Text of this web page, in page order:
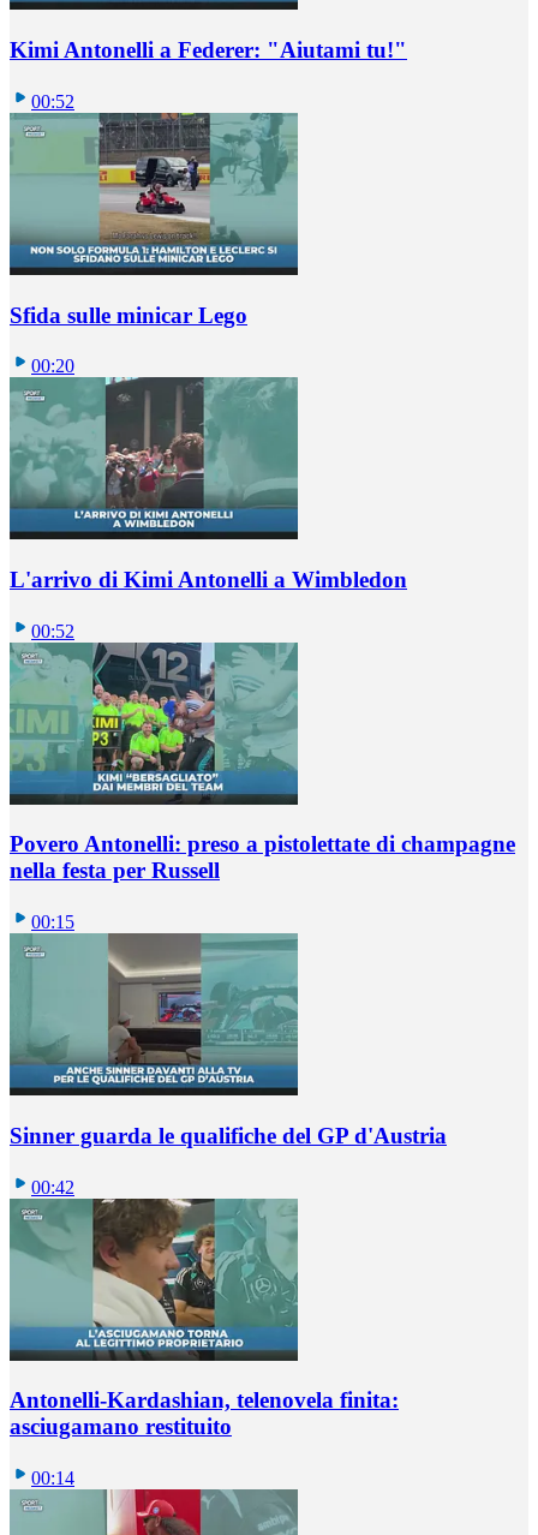
Kimi Antonelli a Federer: "Aiutami tu!"
00:52
Sfida sulle minicar Lego
00:20
L'arrivo di Kimi Antonelli a Wimbledon
00:52
Povero Antonelli: preso a pistolettate di champagne
nella festa per Russell
00:15
Sinner guarda le qualifiche del GP d'Austria
00:42
Antonelli-Kardashian, telenovela finita:
asciugamano restituito
00:14